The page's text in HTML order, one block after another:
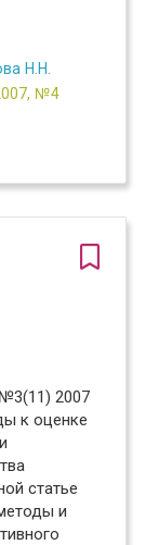
Н.Н.
№4
2007
к оценке
статье
и